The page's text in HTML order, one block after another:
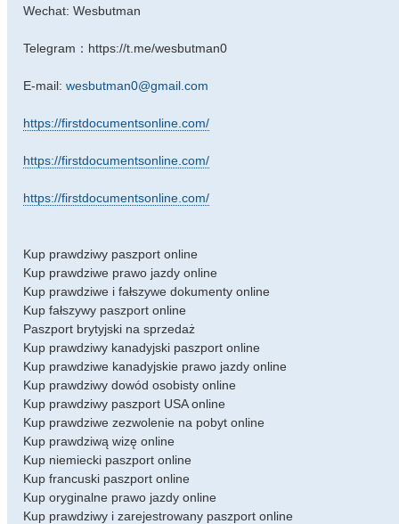
Wechat: Wesbutman
Telegram：https://t.me/wesbutman0
E-mail: wesbutman0@gmail.com
https://firstdocumentsonline.com/
https://firstdocumentsonline.com/
https://firstdocumentsonline.com/
Kup prawdziwy paszport online
Kup prawdziwe prawo jazdy online
Kup prawdziwe i fałszywe dokumenty online
Kup fałszywy paszport online
Paszport brytyjski na sprzedaż
Kup prawdziwy kanadyjski paszport online
Kup prawdziwe kanadyjskie prawo jazdy online
Kup prawdziwy dowód osobisty online
Kup prawdziwy paszport USA online
Kup prawdziwe zezwolenie na pobyt online
Kup prawdziwą wizę online
Kup niemiecki paszport online
Kup francuski paszport online
Kup oryginalne prawo jazdy online
Kup prawdziwy i zarejestrowany paszport online